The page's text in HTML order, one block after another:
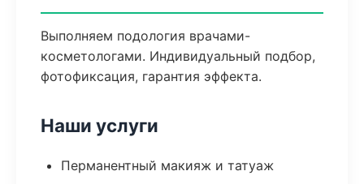
Выполняем подология врачами-
косметологами. Индивидуальный подбор,
фотофиксация, гарантия эффекта.
Наши услуги
Перманентный макияж и татуаж